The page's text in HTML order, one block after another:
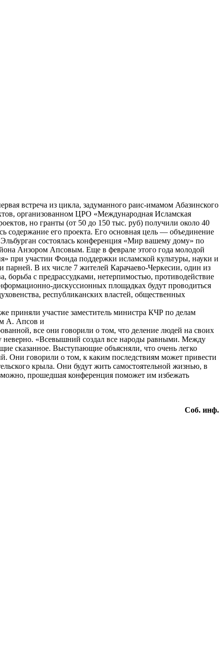
встреча из цикла, задуманного раис­-имамом Абазинского
организованном ЦРО «Международная Исламская
но гранты (от 50 до 150 тыс. руб) получили около 40
содержание его проекта. Его основная цель — объединение
состоялась конференция «Мир вашему дому» по
Анзором Апсовым. Еще в феврале этого года молодой
при участии Фонда поддержки исламской культуры, науки и
В их числе 7 жителей Карачаево-­Черкесии, один из
с предрассудками, нетерпимостью, противодействие
­дискуссионных площадках будут проводиться
республиканских властей, общественных
приняли участие заместитель министра КЧР по делам
А. Апсов и
все они говорили о том, что деление людей на своих
«Всевышний создал все народы равными. Между
сказанное. Выступающие объясняли, что очень легко
Они говорили о том, к каким последствиям может привести
крыла. Они будут жить самостоятельной жизнью, в
прошедшая конференция поможет им избежать
Соб. инф.